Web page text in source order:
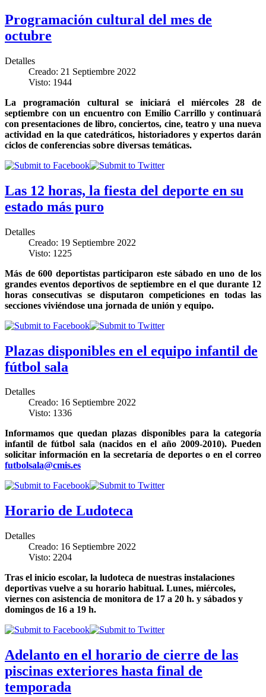
Programación cultural del mes de
octubre
Detalles
Creado: 21 Septiembre 2022
Visto: 1944
La programación cultural se iniciará el miércoles 28 de
septiembre con un encuentro con Emilio Carrillo y continuará
con presentaciones de libro, conciertos, cine, teatro y una nueva
actividad en la que catedráticos, historiadores y expertos darán
ciclos de conferencias sobre diversas temáticas.
Las 12 horas, la fiesta del deporte en su
estado más puro
Detalles
Creado: 19 Septiembre 2022
Visto: 1225
Más de 600 deportistas participaron este sábado en uno de los
grandes eventos deportivos de septiembre en el que durante 12
horas consecutivas se disputaron competiciones en todas las
secciones viviéndose una jornada de unión y equipo.
Plazas disponibles en el equipo infantil de
fútbol sala
Detalles
Creado: 16 Septiembre 2022
Visto: 1336
Informamos que quedan plazas disponibles para la categoría
infantil de fútbol sala (nacidos en el año 2009-2010). Pueden
solicitar información en la secretaría de deportes o en el correo
futbolsala@cmis.es
Horario de Ludoteca
Detalles
Creado: 16 Septiembre 2022
Visto: 2204
Tras el inicio escolar, la ludoteca de nuestras instalaciones
deportivas vuelve a su horario habitual. Lunes, miércoles,
viernes con asistencia de monitora de 17 a 20 h. y sábados y
domingos de 16 a 19 h.
Adelanto en el horario de cierre de las
piscinas exteriores hasta final de
temporada